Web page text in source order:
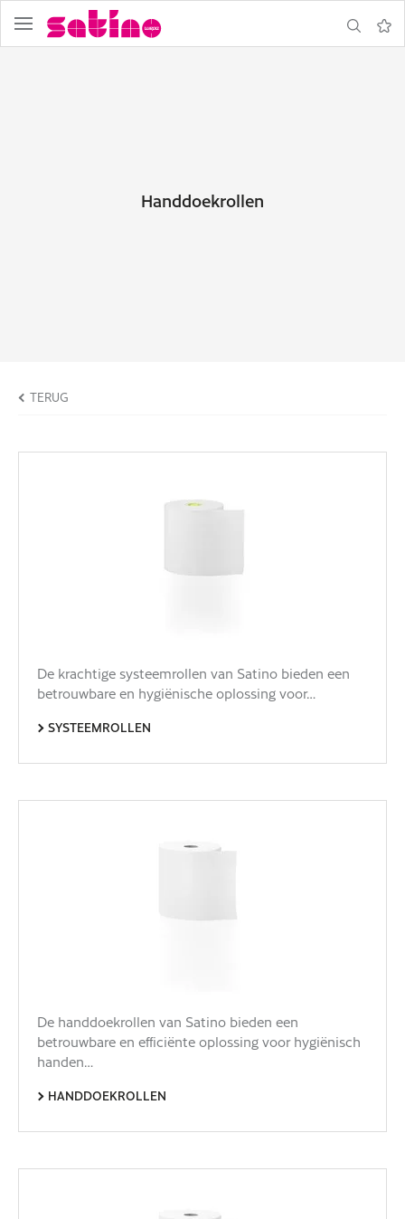
Navigatie
Zoeken
Handdoekrollen
TERUG
De krachtige systeemrollen van Satino bieden een
betrouwbare en hygiënische oplossing voor…
SYSTEEMROLLEN
De handdoekrollen van Satino bieden een
betrouwbare en efficiënte oplossing voor hygiënisch
handen…
HANDDOEKROLLEN